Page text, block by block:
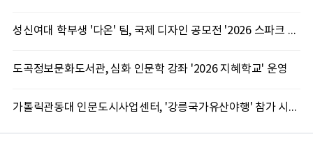
성신여대 학부생 '다온' 팀, 국제 디자인 공모전 '2026 스파크 어워드' 동상 수상
도곡정보문화도서관, 심화 인문학 강좌 '2026 지혜학교' 운영
가톨릭관동대 인문도시사업센터, '강릉국가유산야행' 참가 시민 15명 모집